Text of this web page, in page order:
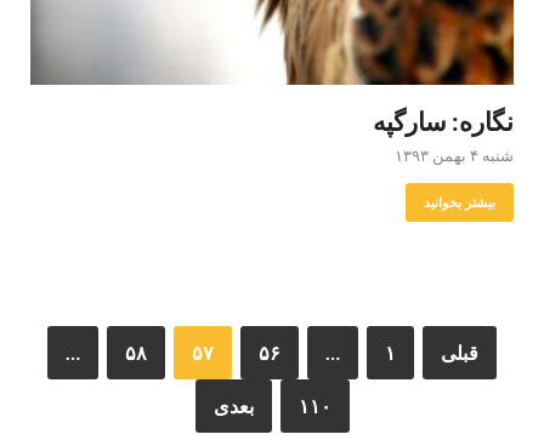
نگاره: سارگپه
شنبه ۴ بهمن ۱۳۹۳
بیشتر بخوانید
قبلی ۱ … ۵۶ ۵۷ ۵۸ …
۱۱۰ بعدی